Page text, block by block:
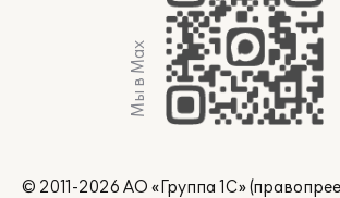
Мы в Max
© 2011-2026 АО «Группа 1С»